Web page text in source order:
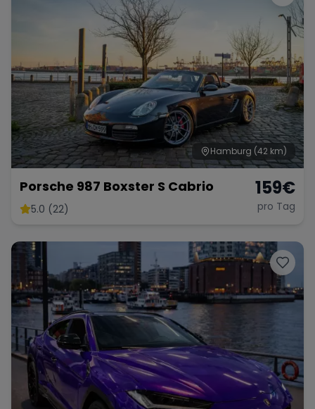
Hamburg (42 km)
Porsche 987 Boxster S Cabrio
5.0 (22)
159€
pro Tag